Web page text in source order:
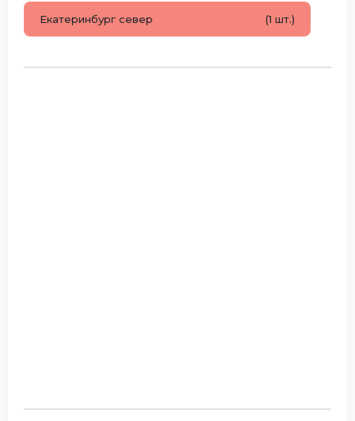
Екатеринбург север (1 шт.)